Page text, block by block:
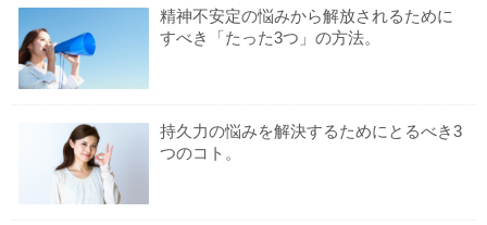
精神不安定の悩みから解放されるために
すべき「たった3つ」の方法。
持久力の悩みを解決するためにとるべき3
つのコト。